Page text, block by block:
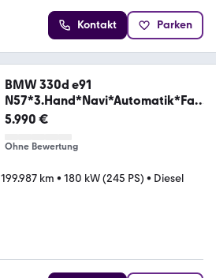
Kontakt Parken
BMW 330d e91
N57*3.Hand*Navi*Automatik*Fac
elift*DE
5.990 €
Ohne Bewertung
199.987 km • 180 kW (245 PS) • Diesel